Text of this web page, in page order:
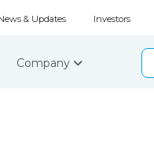
& Updates Investors
Company